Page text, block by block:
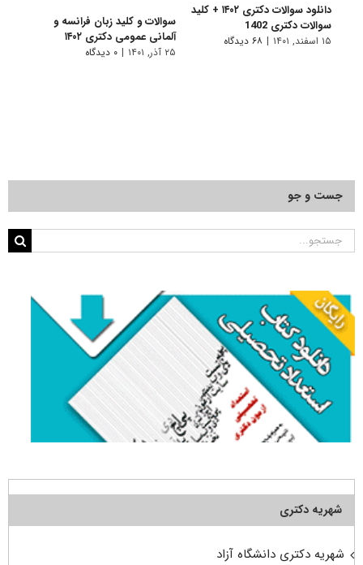
دانلود سوالات دکتری ۱۴۰۲ + کلید
سوالات دکتری 1402
۱۵ اسفند, ۱۴۰۱ | ۶۸ دیدگاه
سوالات و کلید زبان فرانسه و
آلمانی عمومی دکتری ۱۴۰۲
۲۵ آذر, ۱۴۰۱ | ۰ دیدگاه
جست و جو
جستجو
شهریه دکتری
شهریه دکتری دانشگاه آزاد